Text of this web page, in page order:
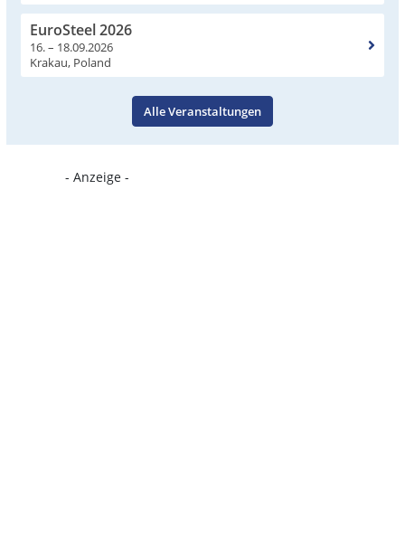
EuroSteel 2026
16. – 18.09.2026
Krakau, Poland
Alle Veranstaltungen
- Anzeige -